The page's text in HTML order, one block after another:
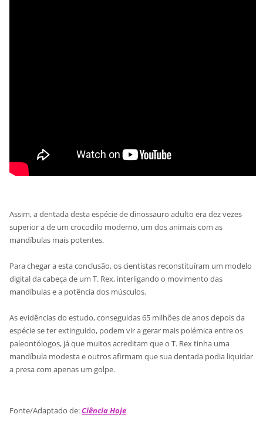
Assim, a dentada desta espécie de dinossauro adulto era dez vezes
superior a de um crocodilo moderno, um dos animais com as
mandíbulas mais potentes.
Para chegar a esta conclusão, os cientistas reconstituíram um modelo
digital da cabeça de um T. Rex, interligando o movimento das
mandíbulas e a potência dos músculos.
As evidências do estudo, conseguidas 65 milhões de anos depois da
espécie se ter extinguido, podem vir a gerar mais polémica entre os
paleontólogos, já que muitos acreditam que o T. Rex tinha uma
mandíbula modesta e outros afirmam que sua dentada podia liquidar
a presa com apenas um golpe.
Fonte/Adaptado de:Ciência Hoje